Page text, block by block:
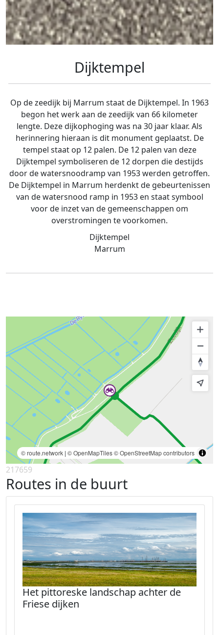
Dijktempel
Op de zeedijk bij Marrum staat de Dijktempel. In 1963
begon het werk aan de zeedijk van 66 kilometer
lengte. Deze dijkophoging was na 30 jaar klaar. Als
herinnering hieraan is dit monument geplaatst. De
tempel staat op 12 palen. De 12 palen van deze
Dijktempel symboliseren de 12 dorpen die destijds
door de watersnoodramp van 1953 werden getroffen.
De Dijktempel in Marrum herdenkt de gebeurtenissen
van de watersnood ramp in 1953 en staat symbool
voor de inzet van de gemeenschappen om
overstromingen te voorkomen.
Dijktempel
Marrum
© route.network | © OpenMapTiles© OpenStreetMap contributors
217659
Routes in de buurt
Het pittoreske landschap achter de
Friese dijken